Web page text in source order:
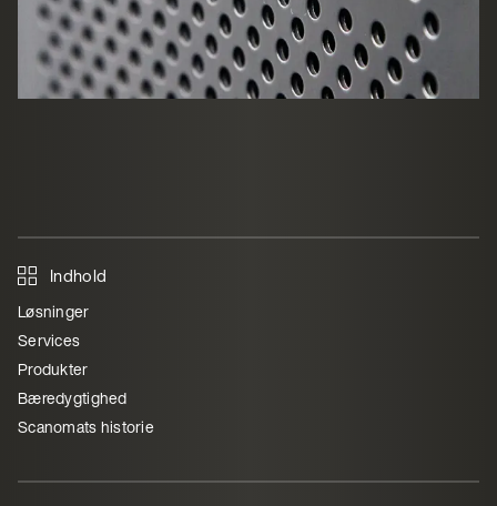
Indhold
Løsninger
Services
Produkter
Bæredygtighed
Scanomats historie